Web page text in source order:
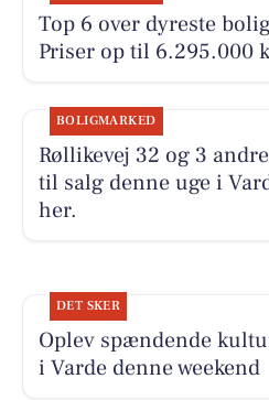
Top 6 over dyreste
Priser op til 6.295.000
BOLIGMARKED
Røllikevej 32 og 3
til salg denne uge i
her.
DET SKER
Oplev spændende
i Varde denne weekend